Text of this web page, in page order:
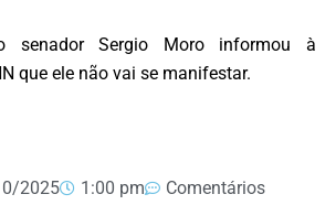
senador Sergio Moro informou à
que ele não vai se manifestar.
2025 1:00 pm Comentários